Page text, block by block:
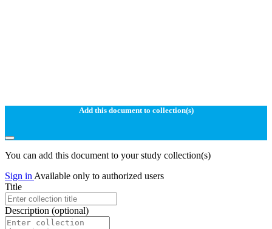
Add this document to collection(s)
You can add this document to your study collection(s)
Sign in Available only to authorized users
Title
Description (optional)